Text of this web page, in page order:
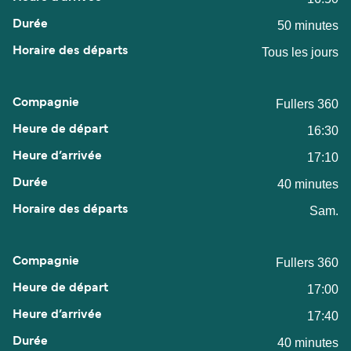
50 minutes
Tous les jours
Fullers 360
16:30
17:10
40 minutes
Sam.
Fullers 360
17:00
17:40
40 minutes